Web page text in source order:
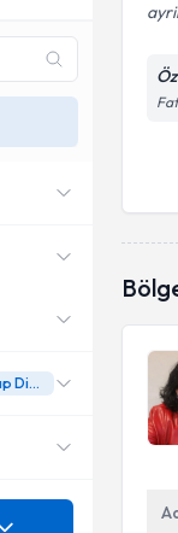
Fonksiyonel Tıp Diyetisyenliği